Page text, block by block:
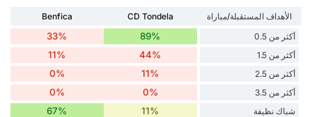
الأهداف المستقبلة/مباراة CD Tondela
Benfica
أكثر من 0.5
89%
33%
أكثر من 1.5 44%
11%
أكثر من 2.5 11%
0%
أكثر من 3.5 0%
0%
شباك نظيفة 11%
67%